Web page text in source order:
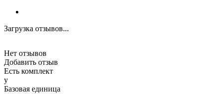
Загрузка отзывов...
Нет отзывов
Добавить отзыв
Есть комплект
y
Базовая единица